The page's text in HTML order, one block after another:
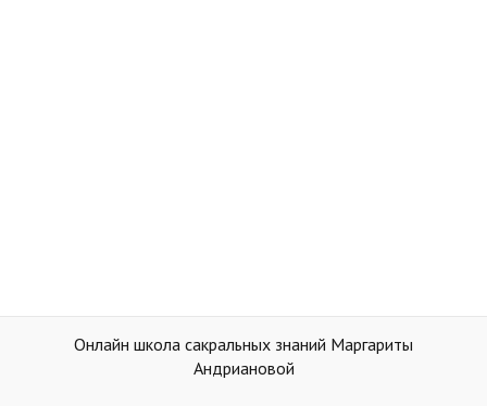
Онлайн школа сакральных знаний Маргариты
Андриановой